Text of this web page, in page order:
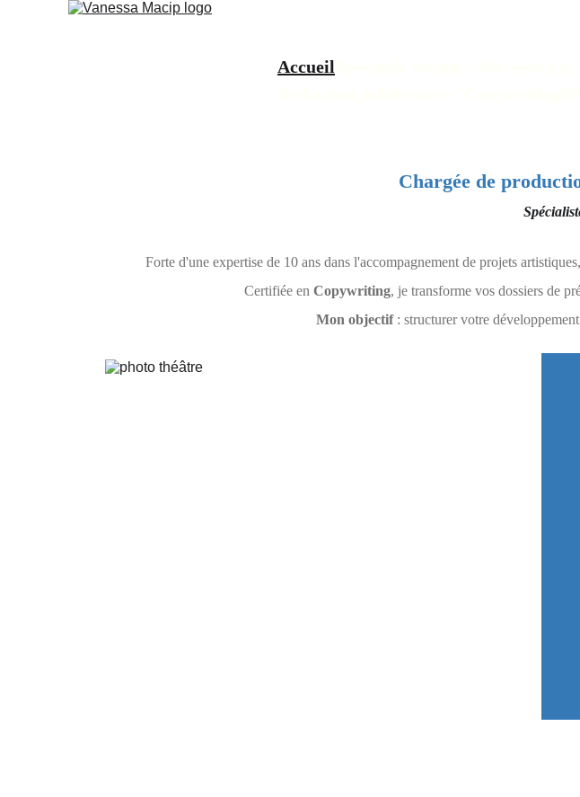
Accueil
Chargée de
Forte d'une expertise de 10 ans dans l'accompagnement de projets
Certifiée en Copywriting, je transforme vos dossiers de
Mon objectif : structurer votre